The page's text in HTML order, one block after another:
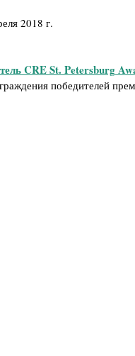
2018 г.
CRE St. Petersburg
победителей